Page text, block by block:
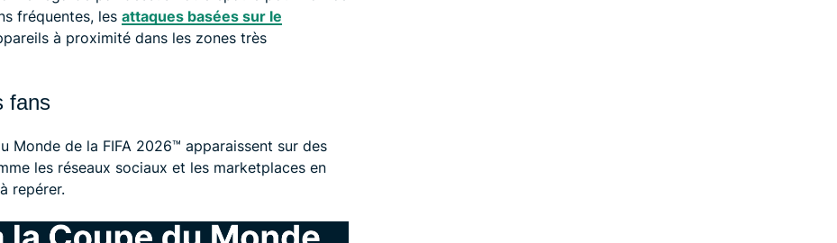
fréquentes, les attaques basées sur le
à proximité dans les zones très
fans
Monde de la FIFA 2026™️ apparaissent sur des
les réseaux sociaux et les marketplaces en
repérer.